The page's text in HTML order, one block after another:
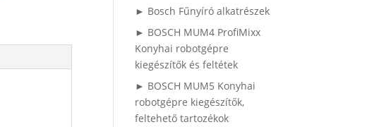
► Bosch Fűnyíró alkatrészek
► BOSCH MUM4 ProfiMixx
Konyhai robotgépre
kiegészítők és feltétek
► BOSCH MUM5 Konyhai
robotgépre kiegészítők,
feltehető tartozékok